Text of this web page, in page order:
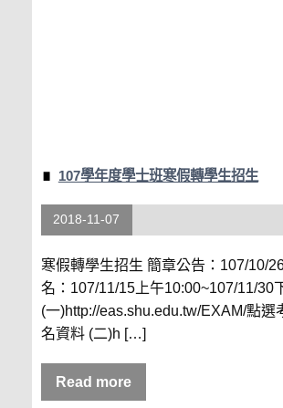
107學年度學士班寒假轉學生招生
2018-11-07
寒假轉學生招生 簡章公告：107/10/
名：107/11/15上午10:00~107/11/30
(一)http://eas.shu.edu.tw/EXAM/點
名資料 (二)h […]
Read more